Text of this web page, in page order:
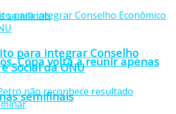
Copa volta a reunir apenas
semifinais
para integrar Conselho
Social da ONU